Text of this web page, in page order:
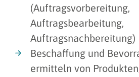
(Auftragsvorbereitung,
Auftragsbearbeitung,
Auftragsnachbereitung)
Beschaffung und
ermitteln von